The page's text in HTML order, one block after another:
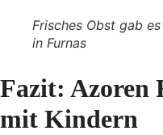
Frisches Obst gab
in Furnas
Fazit: Azoren
mit Kindern